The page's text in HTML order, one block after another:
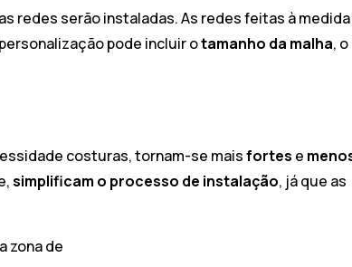
redes serão instaladas. As redes feitas à medida
pode incluir otamanho da malha, o
costuras, tornam-se maisfortes e
simplificam o processo de instalação, já que as